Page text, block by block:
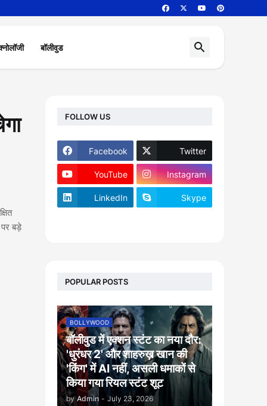
बॉलीवुड
बड़े
FOLLOW US
Facebook Twitter
YouTube Instagram
LinkedIn Skype
POPULAR POSTS
BOLLYWOOD
बॉलीवुड में एक्शन स्टंट का नया दौर:
'धुरंधर 2' और शाहरुख़ खान की
'किंग' में AI नहीं, असली धमाकों से
किया गया रियल स्टंट शूट
by Admin - July 23, 2026